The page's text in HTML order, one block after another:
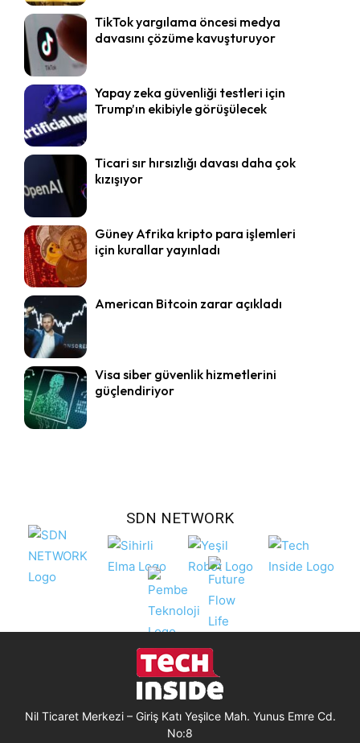
TikTok yargılama öncesi medya
davasını çözüme kavuşturuyor
Yapay zeka güvenliği testleri için
Trump’ın ekibiyle görüşülecek
Ticari sır hırsızlığı davası daha çok
kızışıyor
Güney Afrika kripto para işlemleri
için kurallar yayınladı
American Bitcoin zarar açıkladı
Visa siber güvenlik hizmetlerini
güçlendiriyor
SDN NETWORK
Nil Ticaret Merkezi – Giriş Katı Yeşilce Mah. Yunus Emre Cd.
No:8